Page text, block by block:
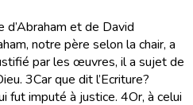
d’Abraham et de David
notre père selon la chair, a
par les œuvres, il a sujet de
3Car que dit l’Ecriture?
fut imputé à justice. 4Or, à celui